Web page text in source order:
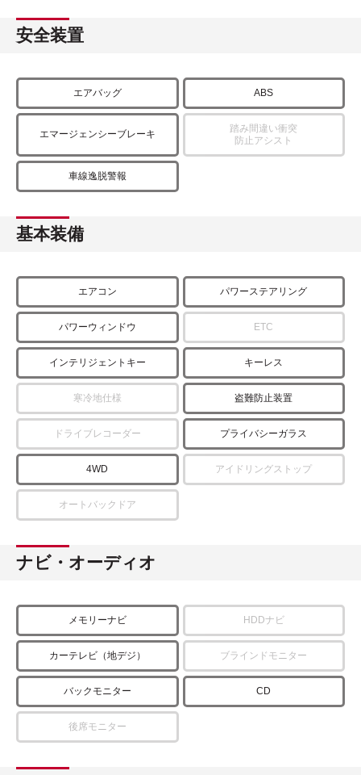
安全装置
エアバッグ ABS
エマージェンシーブレーキ
踏み間違い衝突
防止アシスト
車線逸脱警報
基本装備
エアコン パワーステアリング
パワーウィンドウ ETC
インテリジェントキー キーレス
寒冷地仕様 盗難防止装置
ドライブレコーダー プライバシーガラス
4WD アイドリングストップ
オートバックドア
ナビ・オーディオ
メモリーナビ HDDナビ
カーテレビ（地デジ） ブラインドモニター
バックモニター CD
後席モニター